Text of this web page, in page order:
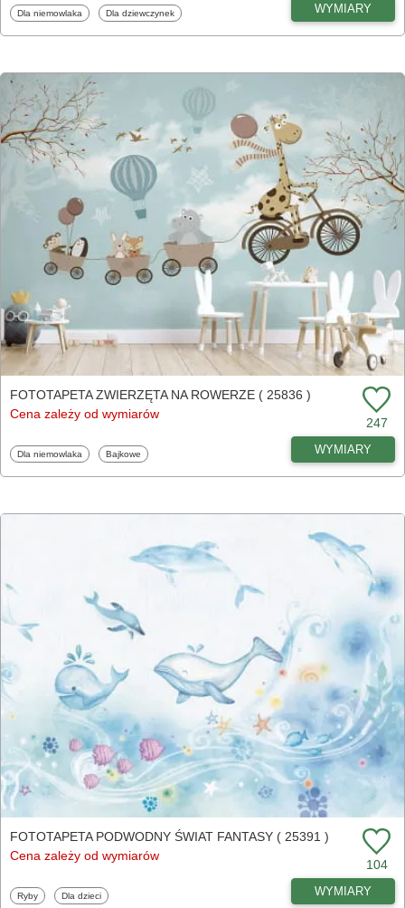
Fototapety
Dla niemowlaka Fototapety
Dla dziewczynek WYMIARY
FOTOTAPETA ZWIERZĘTA NA ROWERZE ( 25836 )
Cena zależy od wymiarów
247
Fototapety
Dla niemowlaka Fototapety
Bajkowe WYMIARY
FOTOTAPETA PODWODNY ŚWIAT FANTASY ( 25391 )
Cena zależy od wymiarów
104
Fototapety
Ryby Fototapety
Dla dzieci WYMIARY